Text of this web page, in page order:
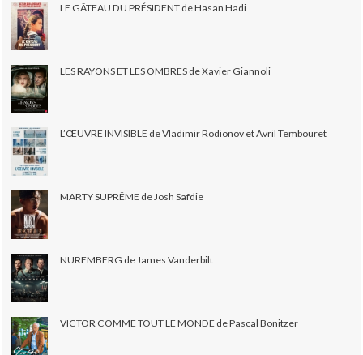
LE GÂTEAU DU PRÉSIDENT de Hasan Hadi
LES RAYONS ET LES OMBRES de Xavier Giannoli
L’ŒUVRE INVISIBLE de Vladimir Rodionov et Avril Tembouret
MARTY SUPRÊME de Josh Safdie
NUREMBERG de James Vanderbilt
VICTOR COMME TOUT LE MONDE de Pascal Bonitzer